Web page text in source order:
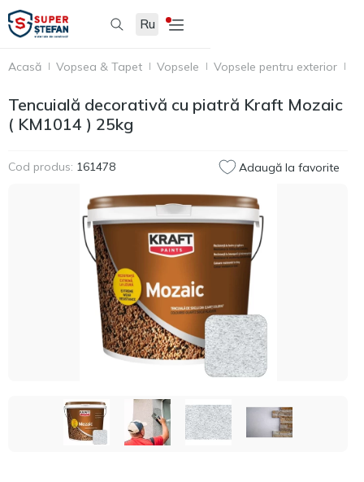
Ru
Acasă Vopsea & Tapet Vopsele Vopsele pentru exterior
Tencuială decorativă cu piatră Kraft Mozaic
( KM1014 ) 25kg
Cod produs: 161478 Adaugă la favorite